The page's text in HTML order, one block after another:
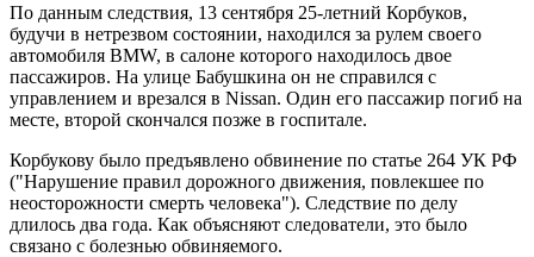
По данным следствия, 13 сентября 25-летний Корбуков,
будучи в нетрезвом состоянии, находился за рулем своего
автомобиля BMW, в салоне которого находилось двое
пассажиров. На улице Бабушкина он не справился с
управлением и врезался в Nissan. Один его пассажир погиб на
месте, второй скончался позже в госпитале.
Корбукову было предъявлено обвинение по статье 264 УК РФ
("Нарушение правил дорожного движения, повлекшее по
неосторожности смерть человека"). Следствие по делу
длилось два года. Как объясняют следователи, это было
связано с болезнью обвиняемого.